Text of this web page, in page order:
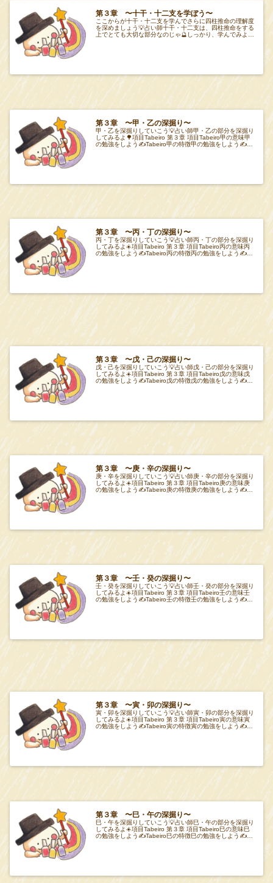
第３章 〜十干・十二支を学ぼう〜
ここからが十干・十二支を学んでさらに四柱推命の理解度
を深めましょう💡占い師十干・十二支は、四柱推命をする
上でとても大切な部分なのじゃ🔮しっかり、学んでみよう
第３章 〜甲・乙の深掘り〜
甲・乙を深掘りしていこう💡占い師甲・乙の部分を深掘り
してみるよ🌳項目Tabeiro 第３章 項目Tabeiro甲の意味甲
の勉強をしよう✍️Tabeiro甲の特徴甲の勉強をしよう✍️
第３章 〜丙・丁の深掘り〜
丙・丁を深掘りしていこう💡占い師丙・丁の部分を深掘り
してみるよ☀️項目Tabeiro 第３章 項目Tabeiro丙の意味丙
の勉強をしよう✍️Tabeiro丙の特徴丙の勉強をしよう✍️
第３章 〜戊・己の深掘り〜
戊・己を深掘りしていこう💡占い師戊・己の部分を深掘り
してみるよ☀️項目Tabeiro 第３章 項目Tabeiro戊の意味戊
の勉強をしよう✍️Tabeiro戊の特徴戊の勉強をしよう✍️
第３章 〜庚・辛の深掘り〜
庚・辛を深掘りしていこう💡占い師庚・辛の部分を深掘り
してみるよ☀️項目Tabeiro 第３章 項目Tabeiro庚の意味庚
の勉強をしよう✍️Tabeiro庚の特徴庚の勉強をしよう✍️
第３章 〜壬・癸の深掘り〜
壬・癸を深掘りしていこう💡占い師壬・癸の部分を深掘り
してみるよ☀️項目Tabeiro 第３章 項目Tabeiro壬の意味壬
の勉強をしよう✍️Tabeiro壬の特徴壬の勉強をしよう✍️
第３章 〜寅・卯の深掘り〜
寅・卯を深掘りしていこう💡占い師寅・卯の部分を深掘り
してみるよ☀️項目Tabeiro 第３章 項目Tabeiro寅の意味寅
の勉強をしよう✍️Tabeiro寅の特徴寅の勉強をしよう✍️
第３章 〜巳・午の深掘り〜
巳・午を深掘りしていこう💡占い師巳・午の部分を深掘り
してみるよ☀️項目Tabeiro 第３章 項目Tabeiro巳の意味巳
の勉強をしよう✍️Tabeiro巳の特徴巳の勉強をしよう✍️